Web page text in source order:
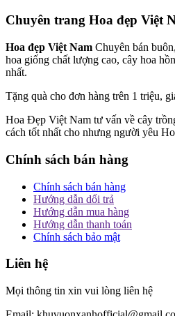
Chuyên trang Hoa đẹp Việt
Hoa đẹp Việt Nam Chuyên bán
hoa giống chất lượng cao, cây hoa
nhất.
Tặng quà cho đơn hàng trên 1 triệu,
Hoa Đẹp Việt Nam tư vấn về cây
cách tốt nhất cho nhưng người yêu
Chính sách bán hàng
Chính sách bán hàng
Hướng dẫn dổi trả
Hướng dẫn mua hàng
Hướng dẫn thanh toán
Chính sách bảo mật
Liên hệ
Mọi thông tin xin vui lòng liên hệ